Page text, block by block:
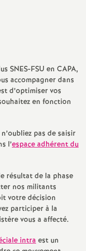
i
o
n
a
l
d
e
SNES-FSU en CAPA,
accompagner dans
d’optimiser vos
en fonction
pas de saisir
l’espace adhérent du
résultat de la phase
nos militants
votre décision
participer à la
vous a affecté.
intraest un